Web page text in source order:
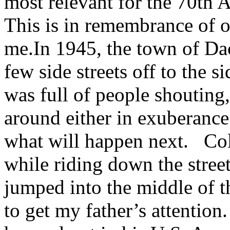
This is in remembrance of
me.In 1945, the town of
few side streets off to the
was full of people
around either in
what will happen next.
while riding down the
jumped into the middle of
to get my father’s